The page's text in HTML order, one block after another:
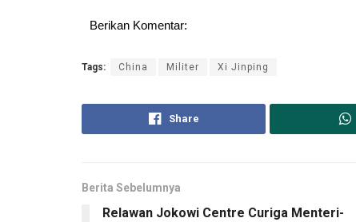
Berikan Komentar:
Tags: China Militer Xi Jinping
Share
Berita Sebelumnya
Relawan Jokowi Centre Curiga Menteri-